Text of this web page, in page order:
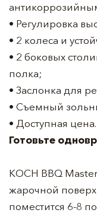
• Регулировка
• 2 колеса и
• 2 боковых
полка;
• Заслонка для
• Съемный
• Доступная цена.
Готовьте
KOCH BBQ
жарочной
поместится 6-8